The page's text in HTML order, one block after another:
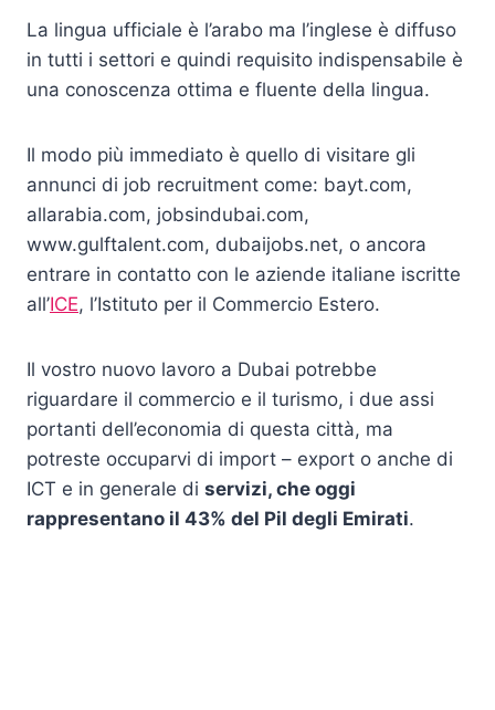
La lingua ufficiale è l’arabo ma l’inglese è diffuso
in tutti i settori e quindi requisito indispensabile è
una conoscenza ottima e fluente della lingua.
Il modo più immediato è quello di visitare gli
annunci di job recruitment come: bayt.com,
allarabia.com, jobsindubai.com,
www.gulftalent.com, dubaijobs.net, o ancora
entrare in contatto con le aziende italiane iscritte
all’ICE, l’Istituto per il Commercio Estero.
Il vostro nuovo lavoro a Dubai potrebbe
riguardare il commercio e il turismo, i due assi
portanti dell’economia di questa città, ma
potreste occuparvi di import – export o anche di
ICT e in generale di servizi, che oggi
rappresentano il 43% del Pil degli Emirati.